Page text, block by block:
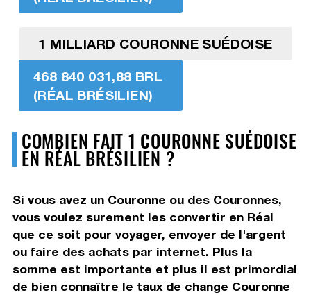
1 MILLIARD COURONNE SUÉDOISE
468 840 031,88 BRL
(RÉAL BRÉSILIEN)
COMBIEN FAIT 1 COURONNE SUÉDOISE
EN RÉAL BRÉSILIEN ?
Si vous avez un Couronne ou des Couronnes,
vous voulez surement les convertir en Réal
que ce soit pour voyager, envoyer de l'argent
ou faire des achats par internet. Plus la
somme est importante et plus il est primordial
de bien connaître le taux de change Couronne